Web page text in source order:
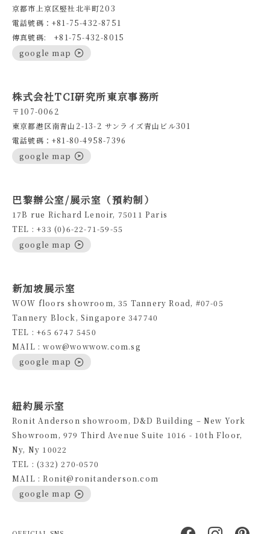
京都市上京区竪社北半町203
電話號碼：+81-75-432-8751
傳真號碼: +81-75-432-8015
google map
株式会社TCI研究所東京事務所
〒107-0062
東京都港区南青山2-13-2 サンライズ青山ビル301
電話號碼：+81-80-4958-7396
google map
巴黎辦公室/展示室（預約制）
17B rue Richard Lenoir, 75011 Paris
TEL : +33 (0)6-22-71-59-55
google map
新加坡展示室
WOW floors showroom, 35 Tannery Road, #07-05
Tannery Block, Singapore 347740
TEL : +65 6747 5450
MAIL : wow@wowwow.com.sg
google map
紐約展示室
Ronit Anderson showroom, D&D Building – New York
Showroom, 979 Third Avenue Suite 1016 - 10th Floor,
Ny, Ny 10022
TEL : (332) 270-0570
MAIL : Ronit@ronitanderson.com
google map